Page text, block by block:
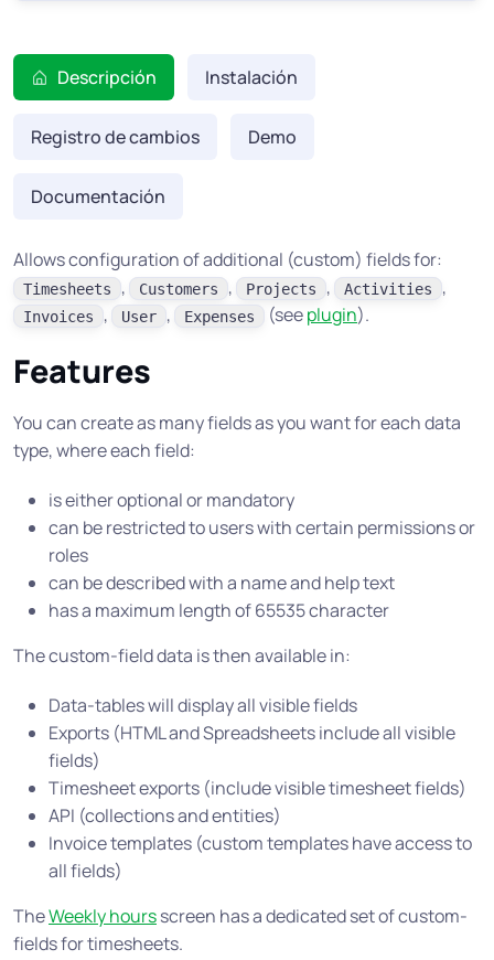
Descripción Instalación
Registro de cambios Demo
Documentación
Allows configuration of additional (custom) fields for:
Timesheets , Customers , Projects , Activities ,
Invoices , User , Expenses (seeplugin).
Features
You can create as many fields as you want for each data
type, where each field:
is either optional or mandatory
can be restricted to users with certain permissions or
roles
can be described with a name and help text
has a maximum length of 65535 character
The custom-field data is then available in:
Data-tables will display all visible fields
Exports (HTML and Spreadsheets include all visible
fields)
Timesheet exports (include visible timesheet fields)
API (collections and entities)
Invoice templates (custom templates have access to
all fields)
TheWeekly hoursscreen has a dedicated set of custom-
fields for timesheets.